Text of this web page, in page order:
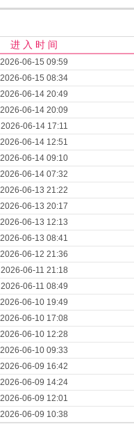
进 入 时 间
2026-06-15 09:59
2026-06-15 08:34
2026-06-14 20:49
2026-06-14 20:09
2026-06-14 17:11
2026-06-14 12:51
2026-06-14 09:10
2026-06-14 07:32
2026-06-13 21:22
2026-06-13 20:17
2026-06-13 12:13
2026-06-13 08:41
2026-06-12 21:36
2026-06-11 21:18
2026-06-11 08:49
2026-06-10 19:49
2026-06-10 17:08
2026-06-10 12:28
2026-06-10 09:33
2026-06-09 16:42
2026-06-09 14:24
2026-06-09 12:01
2026-06-09 10:38